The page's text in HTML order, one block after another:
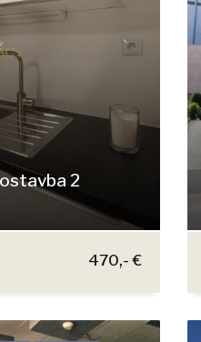
2
470,- €